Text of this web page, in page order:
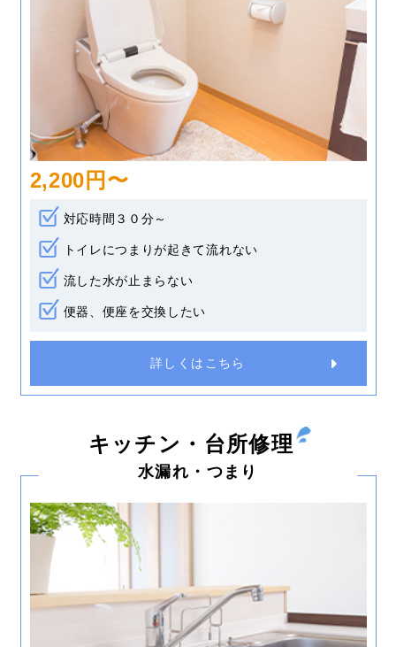
2,200円〜
対応時間３０分～
トイレにつまりが起きて流れない
流した水が止まらない
便器、便座を交換したい
詳しくはこちら
キッチン・台所修理
水漏れ・つまり